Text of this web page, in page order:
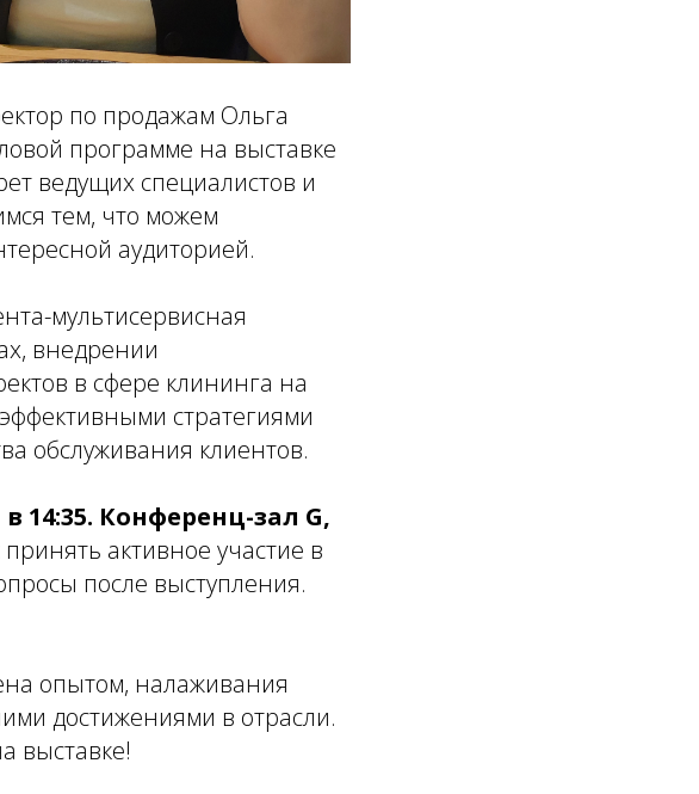
по продажам Ольга
программе на выставке
ведущих специалистов и
тем, что можем
аудиторией.
мультисервисная
внедрении
в сфере клининга на
стратегиями
обслуживания клиентов.
14:35. Конференц-зал G,
активное участие в
после выступления.
опытом, налаживания
достижениями в отрасли.
выставке!